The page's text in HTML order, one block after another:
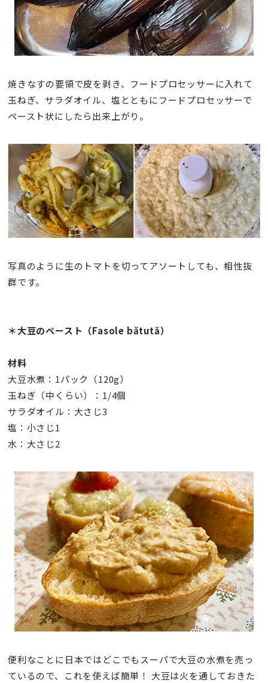
焼きなすの要領で皮を剥き、フードプロセッサーに入れて
玉ねぎ、サラダオイル、塩とともにフードプロセッサーで
ペースト状にしたら出来上がり。
写真のように生のトマトを切ってアソートしても、相性抜
群です。
＊大豆のペースト（Fasole bătută）
材料
大豆水煮：1パック（120g）
玉ねぎ（中くらい）：1/4個
サラダオイル：大さじ3
塩：小さじ1
水：大さじ2
便利なことに日本ではどこでもスーパで大豆の水煮を売っ
ているので、これを使えば簡単！ 大豆は火を通しておきた